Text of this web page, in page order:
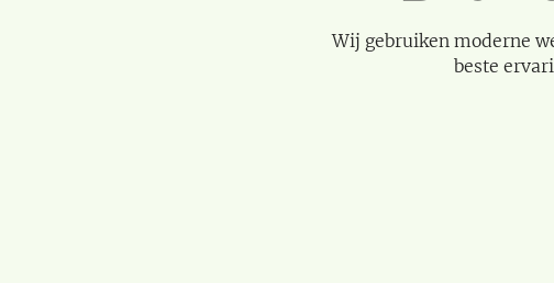
Wij gebruiken moderne
beste